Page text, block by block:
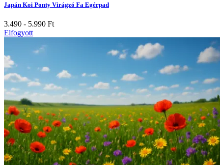
Japán Koi Ponty Virágzó Fa Egérpad
3.490 - 5.990 Ft
Elfogyott